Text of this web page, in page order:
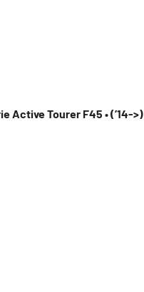
Active Tourer F45 • (’14->)